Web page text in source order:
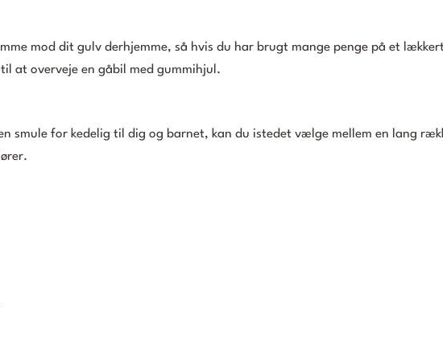
mod dit gulv derhjemme, så hvis du har brugt mange penge på et
at overveje en gåbil med gummihjul.
smule for kedelig til dig og barnet, kan du istedet vælge mellem en lang